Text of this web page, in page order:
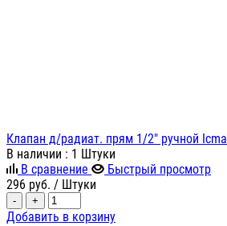
Клапан д/радиат. прям 1/2" ручной Icma
В наличии : 1 Штуки
В сравнение
Быстрый просмотр
296 руб. / Штуки
- +
Добавить в корзину